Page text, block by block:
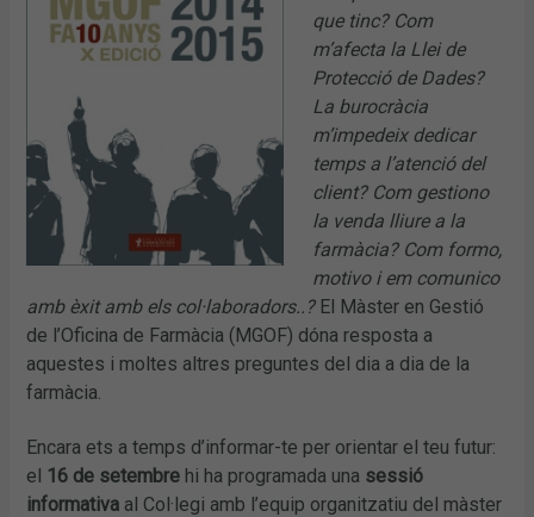
que tinc? Com
m’afecta la Llei de
Protecció de Dades?
La burocràcia
m’impedeix dedicar
temps a l’atenció del
client? Com gestiono
la venda lliure a la
farmàcia? Com formo,
motivo i em comunico
amb èxit amb els col·laboradors..?El Màster en Gestió
de l’Oficina de Farmàcia (MGOF) dóna resposta a
aquestes i moltes altres preguntes del dia a dia de la
farmàcia.
Encara ets a temps d’informar-te per orientar el teu futur:
el 16 de setembre hi ha programada una sessió
informativa al Col·legi amb l’equip organitzatiu del màster